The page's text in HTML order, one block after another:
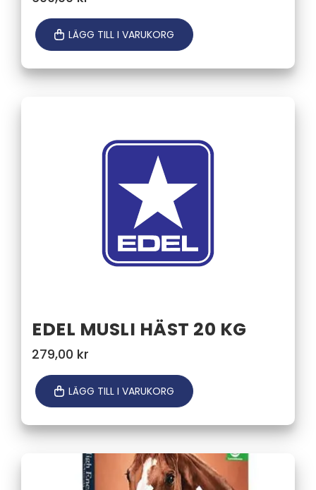
LÄGG TILL I VARUKORG
EDEL MUSLI HÄST 20 KG
279,00 kr
LÄGG TILL I VARUKORG